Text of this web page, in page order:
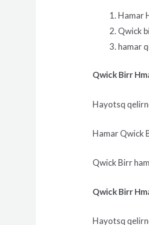
Hamar
Qwick
hamar
Qwick Birr
Hayotsq
Hamar Qwick
Qwick Birr
Qwick Birr
Hayotsq